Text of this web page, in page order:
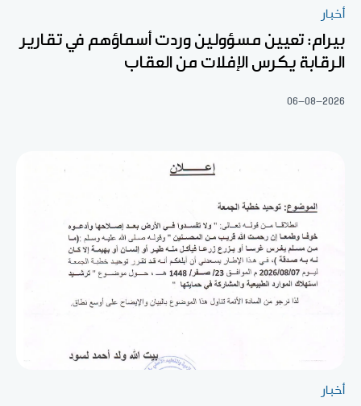
أخبار
بيرام: تعيين مسؤولين وردت أسماؤهم في تقارير
الرقابة يكرس الإفلات من العقاب
06-08-2026
أخبار